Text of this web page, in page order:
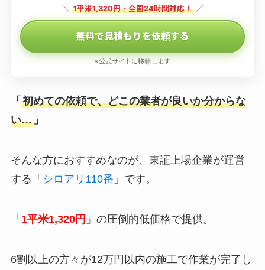
＼ 1平米1,320円・全国24時間対応！ ／
無料で見積もりを依頼する
※公式サイトに移動します
「 初めての依頼で、どこの業者が良いか分からな
い…」
そんな方におすすめなのが、東証上場企業が運営
する「 シロアリ110番 」です。
「 1平米1,320円 」の圧倒的低価格で提供。
6割以上の方々が12万円以内の施工で作業が完了し